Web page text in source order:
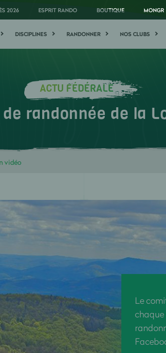
2026 ESPRIT RANDO BOUTIQUE MONGR
DISCIPLINES RANDONNER NOS CLUBS
ACTU FÉDÉRALE
randonnée de la
vidéo
Le
chaque